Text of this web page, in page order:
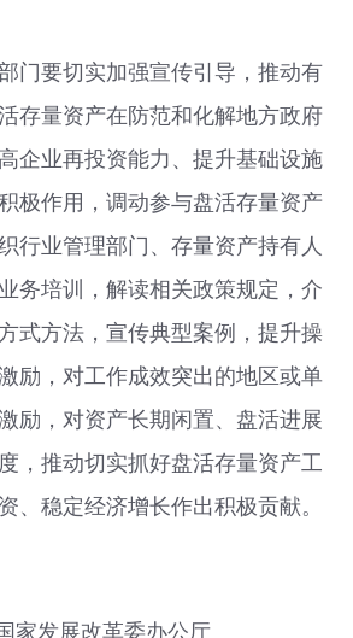
要切实加强宣传引导，推动有
存量资产在防范和化解地方政府
企业再投资能力、提升基础设施
极作用，调动参与盘活存量资产
行业管理部门、存量资产持有人
务培训，解读相关政策规定，介
式方法，宣传典型案例，提升操
励，对工作成效突出的地区或单
励，对资产长期闲置、盘活进展
，推动切实抓好盘活存量资产工
、稳定经济增长作出积极贡献。
家发展改革委办公厅